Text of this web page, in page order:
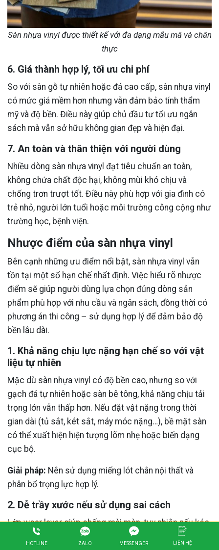
Sàn nhựa vinyl được thiết kế với đa dạng mẫu mã và chân
thực
6. Giá thành hợp lý, tối ưu chi phí
So với sàn gỗ tự nhiên hoặc đá cao cấp, sàn nhựa vinyl
có mức giá mềm hơn nhưng vẫn đảm bảo tính thẩm
mỹ và độ bền. Điều này giúp chủ đầu tư tối ưu ngân
sách mà vẫn sở hữu không gian đẹp và hiện đại.
7. An toàn và thân thiện với người dùng
Nhiều dòng sàn nhựa vinyl đạt tiêu chuẩn an toàn,
không chứa chất độc hại, không mùi khó chịu và
chống trơn trượt tốt. Điều này phù hợp với gia đình có
trẻ nhỏ, người lớn tuổi hoặc môi trường công cộng như
trường học, bệnh viện.
Nhược điểm của sàn nhựa vinyl
Bên cạnh những ưu điểm nổi bật, sàn nhựa vinyl vẫn
tồn tại một số hạn chế nhất định. Việc hiểu rõ nhược
điểm sẽ giúp người dùng lựa chọn đúng dòng sản
phẩm phù hợp với nhu cầu và ngân sách, đồng thời có
phương án thi công – sử dụng hợp lý để đảm bảo độ
bền lâu dài.
1. Khả năng chịu lực nặng hạn chế so với vật
liệu tự nhiên
Mặc dù sàn nhựa vinyl có độ bền cao, nhưng so với
gạch đá tự nhiên hoặc sàn bê tông, khả năng chịu tải
trọng lớn vẫn thấp hơn. Nếu đặt vật nặng trong thời
gian dài (tủ sắt, két sắt, máy móc nặng…), bề mặt sàn
có thể xuất hiện hiện tượng lõm nhẹ hoặc biến dạng
cục bộ.
Giải pháp: Nên sử dụng miếng lót chân nội thất và
phân bổ trọng lực hợp lý.
2. Dễ trầy xước nếu sử dụng sai cách
Lớp wear layer giúp chống mài mòn, tuy nhiên nếu kéo
lê vật sắc nhọn hoặc không vệ sinh định kỳ, bề mặt vẫn
HOTLINE ZALO MESSENGER LIÊN HỆ